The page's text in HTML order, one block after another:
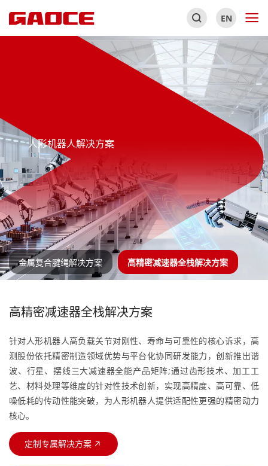
EN
人形机器人解决方案
金属复合腱绳解决方案 高精密减速器全栈解决方案
高精密减速器全栈解决方案
针对人形机器人高负载关节对刚性、寿命与可靠性的核心诉求，高
测股份依托精密制造领域优势与平台化协同研发能力，创新推出谐
波、行星、摆线三大减速器全能产品矩阵;通过齿形技术、加工工
艺、材料处理等维度的针对性技术创新，实现高精度、高可靠、低
噪低耗的传动性能突破，为人形机器人提供适配性更强的精密动力
核心。
定制专属解决方案